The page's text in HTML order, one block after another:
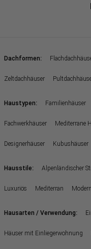
Dachformen:
Zeltdachhäuser
Haustypen: Familienhäuser
Fachwerkhäuser Mediterrane
Designerhäuser Kubushäuser
Hausstile: Alpenländischer Stil
Luxuriös Mediterran Modern
Hausarten / Verwendung:
Häuser mit Einliegerwohnung